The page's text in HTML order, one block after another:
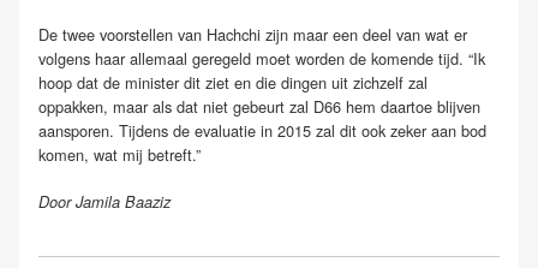
De twee voorstellen van Hachchi zijn maar een deel van wat er
volgens haar allemaal geregeld moet worden de komende tijd. “Ik
hoop dat de minister dit ziet en die dingen uit zichzelf zal
oppakken, maar als dat niet gebeurt zal D66 hem daartoe blijven
aansporen. Tijdens de evaluatie in 2015 zal dit ook zeker aan bod
komen, wat mij betreft.”
Door Jamila Baaziz